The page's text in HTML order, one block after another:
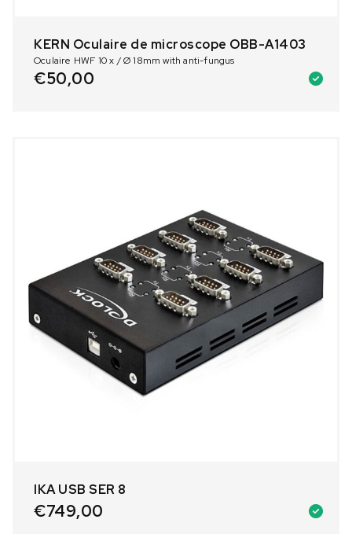
KERN Oculaire de microscope OBB-A1403
Oculaire HWF 10 x / Ø 18mm with anti-fungus
€50,00
IKA USB SER 8
€749,00